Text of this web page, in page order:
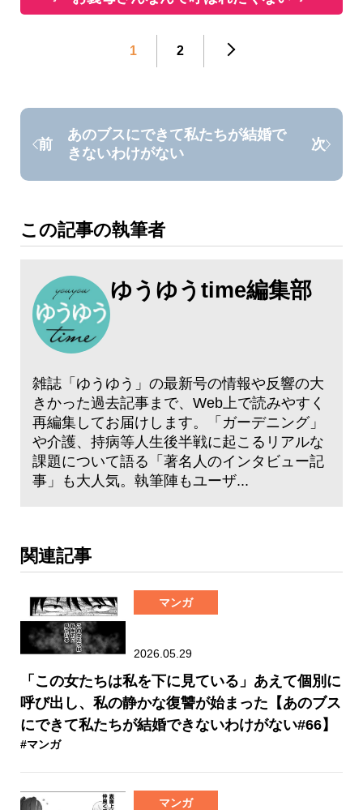
1 2
前
あのブスにできて私たちが結婚で
きないわけがない
次
この記事の執筆者
ゆうゆうtime編集部
雑誌「ゆうゆう」の最新号の情報や反響の大
きかった過去記事まで、Web上で読みやすく
再編集してお届けします。「ガーデニング」
や介護、持病等人生後半戦に起こるリアルな
課題について語る「著名人のインタビュー記
事」も大人気。執筆陣もユーザ...
関連記事
マンガ
2026.05.29
「この女たちは私を下に見ている」あえて個別に
呼び出し、私の静かな復讐が始まった【あのブス
にできて私たちが結婚できないわけがない#66】
#マンガ
マンガ